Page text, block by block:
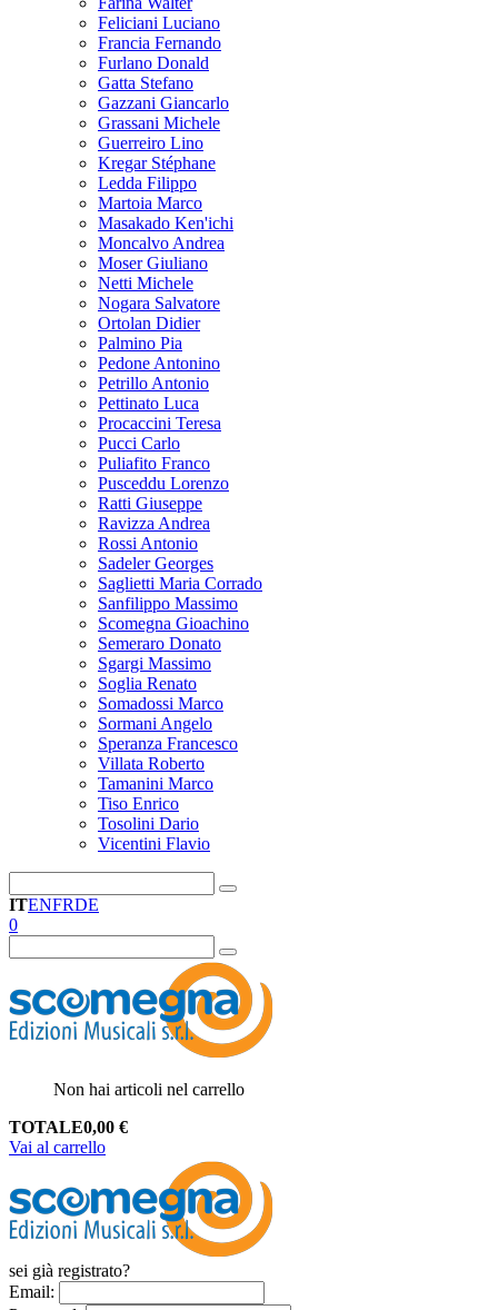
Feliciani Luciano
Francia Fernando
Furlano Donald
Gatta Stefano
Gazzani Giancarlo
Grassani Michele
Guerreiro Lino
Kregar Stéphane
Ledda Filippo
Martoia Marco
Masakado Ken'ichi
Moncalvo Andrea
Moser Giuliano
Netti Michele
Nogara Salvatore
Ortolan Didier
Palmino Pia
Pedone Antonino
Petrillo Antonio
Pettinato Luca
Procaccini Teresa
Pucci Carlo
Puliafito Franco
Pusceddu Lorenzo
Ratti Giuseppe
Ravizza Andrea
Rossi Antonio
Sadeler Georges
Saglietti Maria Corrado
Sanfilippo Massimo
Scomegna Gioachino
Semeraro Donato
Sgargi Massimo
Soglia Renato
Somadossi Marco
Sormani Angelo
Speranza Francesco
Villata Roberto
Tamanini Marco
Tiso Enrico
Tosolini Dario
Vicentini Flavio
ITENFRDE
0
Non hai articoli nel carrello
TOTALE0,00 €
Vai al carrello
sei già registrato?
Email: